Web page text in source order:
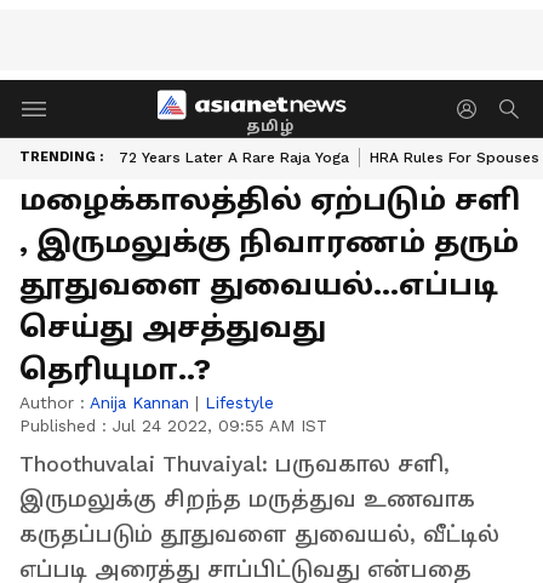
தமிழ்
TRENDING : 72 Years Later A Rare Raja Yoga HRA Rules For Spouses
மழைக்காலத்தில் ஏற்படும் சளி
, இருமலுக்கு நிவாரணம் தரும்
தூதுவளை துவையல்...எப்படி
செய்து அசத்துவது
தெரியுமா..?
Author : Anija Kannan | Lifestyle
Published : Jul 24 2022, 09:55 AM IST
Thoothuvalai Thuvaiyal: பருவகால சளி,
இருமலுக்கு சிறந்த மருத்துவ உணவாக
கருதப்படும் தூதுவளை துவையல், வீட்டில்
எப்படி அரைத்து சாப்பிட்டுவது என்பதை